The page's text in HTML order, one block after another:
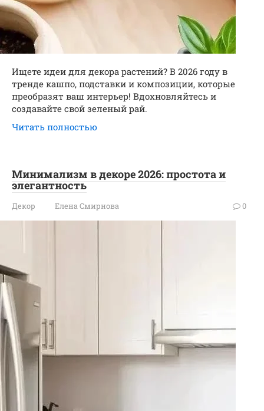
Ищете идеи для декора растений? В 2026 году в
тренде кашпо, подставки и композиции, которые
преобразят ваш интерьер! Вдохновляйтесь и
создавайте свой зеленый рай.
Читать полностью
Минимализм в декоре 2026: простота и
элегантность
Декор Елена Смирнова 0